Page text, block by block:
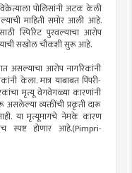
पोलिसांनी अटक केली
माहिती समोर आली आहे.
स्पिरिट पुरवल्याचा आरोप
याची सखोल चौकशी सुरू आहे.
असल्याचा आरोप नागरिकांनी
केला. मात्र याबाबत पिंपरी-
मृत्यू वेगवेगळ्या कारणांनी
व्यक्तींची प्रकृती दारू
या मृत्यूमागचे नेमके कारण
स्पष्ट होणार आहे.(Pimpri-